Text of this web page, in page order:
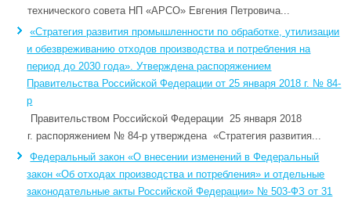
технического совета НП «АРСО» Евгения Петровича...
«Стратегия развития промышленности по обработке, утилизации
и обезвреживанию отходов производства и потребления на
период до 2030 года». Утверждена распоряжением
Правительства Российской Федерации от 25 января 2018 г. № 84-
р
Правительством Российской Федерации 25 января 2018
г. распоряжением № 84-р утверждена «Стратегия развития...
Федеральный закон «О внесении изменений в Федеральный
закон «Об отходах производства и потребления» и отдельные
законодательные акты Российской Федерации» № 503-ФЗ от 31